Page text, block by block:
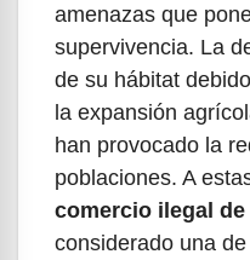
amenazas que
supervivencia. La
de su hábitat
la expansión
han provocado la
poblaciones. A
comercio ilegal
considerado una